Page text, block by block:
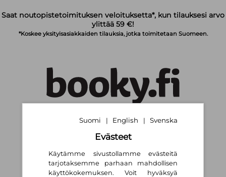
Saat noutopistetoimituksen veloituksetta*, kun tilauksesi arvo
ylittää 59 €!
*Koskee yksityisasiakkaiden tilauksia, jotka toimitetaan Suomeen.
Suomi | English | Svenska
Suomi | English | Svenska
Evästeet
Käytämme sivustollamme evästeitä
tarjotaksemme parhaan mahdollisen
käyttökokemuksen. Voit hyväksyä